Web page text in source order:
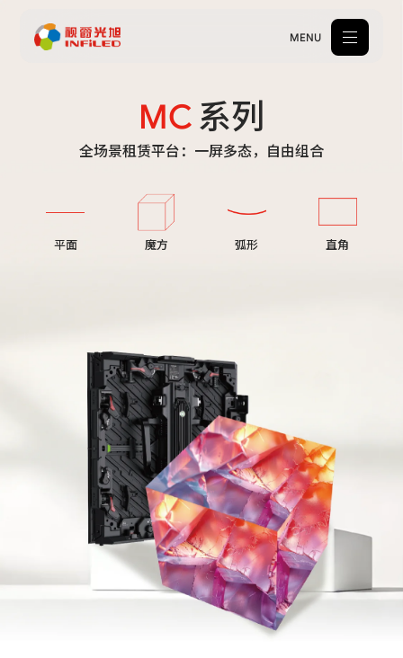
MENU
解决方案
关于我们
体验中心
加入我们
联系我们
EN ES
MC系列
全场景租赁平台：一屏多态，自由组合
平面 魔方 弧形 直角